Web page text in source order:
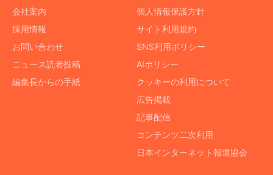
会社案内
採用情報
お問い合わせ
ニュース読者投稿
編集長からの手紙
個人情報保護方針
サイト利用規約
SNS利用ポリシー
AIポリシー
クッキーの利用について
広告掲載
記事配信
コンテンツ二次利用
日本インターネット報道協会